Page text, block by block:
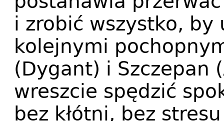
i zrobić wszystko, by
kolejnymi
(Dygant) i Szczepan
wreszcie spędzić
bez kłótni, bez